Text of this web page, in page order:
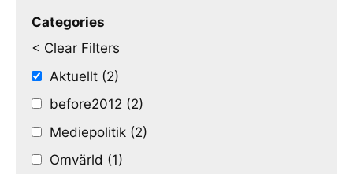
Categories
< Clear Filters
Aktuellt (2)
before2012 (2)
Mediepolitik (2)
Omvärld (1)